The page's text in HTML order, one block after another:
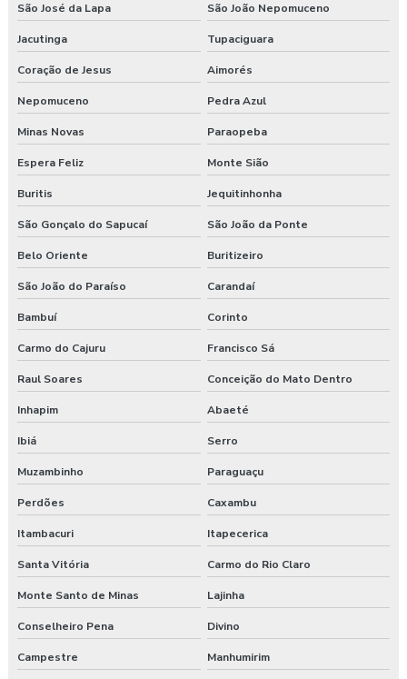
Serviço de higiene e segurança no trabalho
Serviço de segurança do trabalho
Serviços de consultoria em segurança do trabalho
Treinamento de ergonomia
Treinamento ergonomia levantamento de peso
Treinamento de integração nr 31
Treinamento nr 31
Treinamento nr 5
Treinamento nr 6
Treinamento online nr 10 Segurança Eletricidade
Treinamento online nr 12 Máquinas e Equipamentos
Treinamento online nr 33 Espaço Confinado
Treinamento online nr 35 Segurança Trabalho em Altura
Treinamento segurança do trabalho
São José da Lapa São João Nepomuceno
Jacutinga Tupaciguara
Coração de Jesus Aimorés
Nepomuceno Pedra Azul
Minas Novas Paraopeba
Espera Feliz Monte Sião
Buritis Jequitinhonha
São Gonçalo do Sapucaí São João da Ponte
Belo Oriente Buritizeiro
São João do Paraíso Carandaí
Bambuí Corinto
Carmo do Cajuru Francisco Sá
Raul Soares Conceição do Mato Dentro
Inhapim Abaeté
Ibiá Serro
Muzambinho Paraguaçu
Perdões Caxambu
Itambacuri Itapecerica
Santa Vitória Carmo do Rio Claro
Monte Santo de Minas Lajinha
Conselheiro Pena Divino
Campestre Manhumirim